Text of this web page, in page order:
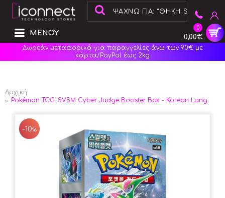
0
0,00€
ΜΕΝΟΥ
Δωρεάν μεταφορικά για παραγγελίες άνω των 90€ με
κάρτα/PayPal έως 2kg
Αρχική
Pokémon TCG: SV5M Cyber Judge Booster Box - Korean Lang.
-10%